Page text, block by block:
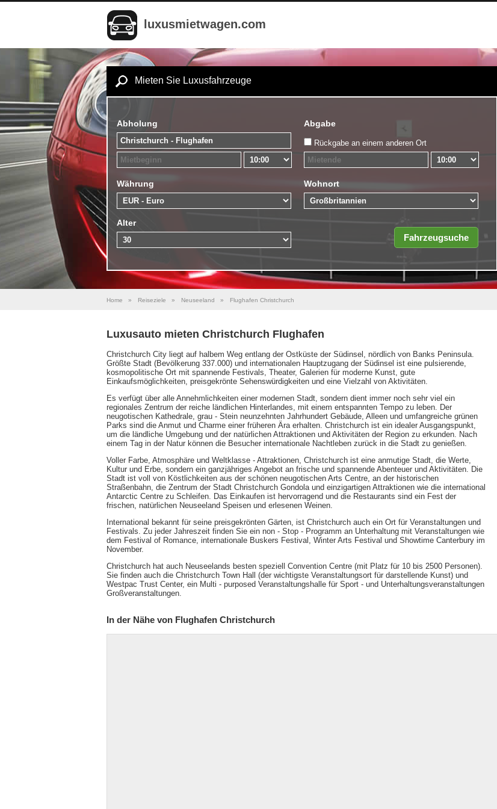
luxusmietwagen.com
Mieten Sie Luxusfahrzeuge
Abholung Abgabe
Rückgabe an einem anderen Ort
Währung Wohnort
Alter
Home » Reiseziele » Neuseeland » Flughafen Christchurch
Luxusauto mieten Christchurch Flughafen
Christchurch City liegt auf halbem Weg entlang der Ostküste der Südinsel, nördlich von Banks Peninsula.
Größte Stadt (Bevölkerung 337.000) und internationalen Hauptzugang der Südinsel ist eine pulsierende,
kosmopolitische Ort mit spannende Festivals, Theater, Galerien für moderne Kunst, gute
Einkaufsmöglichkeiten, preisgekrönte Sehenswürdigkeiten und eine Vielzahl von Aktivitäten.
Es verfügt über alle Annehmlichkeiten einer modernen Stadt, sondern dient immer noch sehr viel ein
regionales Zentrum der reiche ländlichen Hinterlandes, mit einem entspannten Tempo zu leben. Der
neugotischen Kathedrale, grau - Stein neunzehnten Jahrhundert Gebäude, Alleen und umfangreiche grünen
Parks sind die Anmut und Charme einer früheren Ära erhalten. Christchurch ist ein idealer Ausgangspunkt,
um die ländliche Umgebung und der natürlichen Attraktionen und Aktivitäten der Region zu erkunden. Nach
einem Tag in der Natur können die Besucher internationale Nachtleben zurück in die Stadt zu genießen.
Voller Farbe, Atmosphäre und Weltklasse - Attraktionen, Christchurch ist eine anmutige Stadt, die Werte,
Kultur und Erbe, sondern ein ganzjähriges Angebot an frische und spannende Abenteuer und Aktivitäten. Die
Stadt ist voll von Köstlichkeiten aus der schönen neugotischen Arts Centre, an der historischen
Straßenbahn, die Zentrum der Stadt Christchurch Gondola und einzigartigen Attraktionen wie die international
Antarctic Centre zu Schleifen. Das Einkaufen ist hervorragend und die Restaurants sind ein Fest der
frischen, natürlichen Neuseeland Speisen und erlesenen Weinen.
International bekannt für seine preisgekrönten Gärten, ist Christchurch auch ein Ort für Veranstaltungen und
Festivals. Zu jeder Jahreszeit finden Sie ein non - Stop - Programm an Unterhaltung mit Veranstaltungen wie
dem Festival of Romance, internationale Buskers Festival, Winter Arts Festival und Showtime Canterbury im
November.
Christchurch hat auch Neuseelands besten speziell Convention Centre (mit Platz für 10 bis 2500 Personen).
Sie finden auch die Christchurch Town Hall (der wichtigste Veranstaltungsort für darstellende Kunst) und
Westpac Trust Center, ein Multi - purposed Veranstaltungshalle für Sport - und Unterhaltungsveranstaltungen
Großveranstaltungen.
In der Nähe von Flughafen Christchurch